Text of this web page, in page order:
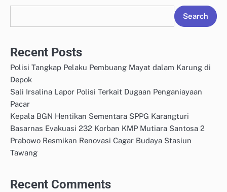
Search
Recent Posts
Polisi Tangkap Pelaku Pembuang Mayat dalam Karung di
Depok
Sali Irsalina Lapor Polisi Terkait Dugaan Penganiayaan
Pacar
Kepala BGN Hentikan Sementara SPPG Karangturi
Basarnas Evakuasi 232 Korban KMP Mutiara Santosa 2
Prabowo Resmikan Renovasi Cagar Budaya Stasiun
Tawang
Recent Comments